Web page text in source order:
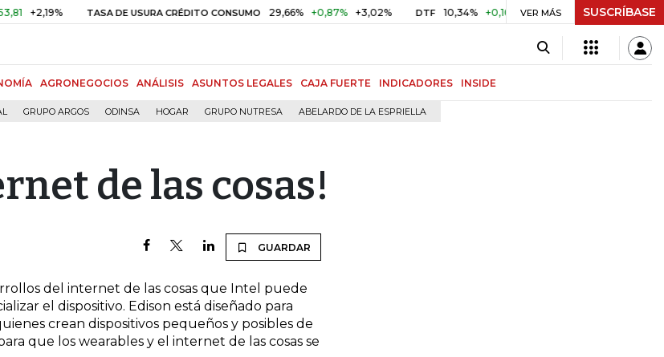
+2,19% TASA DE USURA CRÉDITO CONSUMO 29,66% +0,87% +3,02% DTF 10,34% +0,10% +0,98% UVR $ 416,91 +$
VER MÁS SUSCRÍBASE
AGRONEGOCIOS ANÁLISIS ASUNTOS LEGALES CAJA FUERTE INDICADORES INSIDE
GRUPO ARGOS ODINSA HOGAR GRUPO NUTRESA ABELARDO DE LA ESPRIELLA
de las cosas!
GUARDAR
del internet de las cosas que Intel puede
el dispositivo. Edison está diseñado para
crean dispositivos pequeños y posibles de
que los wearables y el internet de las cosas se